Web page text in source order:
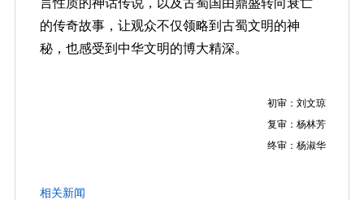
言性质的神话传说，以及古蜀国由鼎盛转向衰亡
的传奇故事，让观众不仅领略到古蜀文明的神
秘，也感受到中华文明的博大精深。
初审：刘文琼
复审：杨林芳
终审：杨淑华
相关新闻